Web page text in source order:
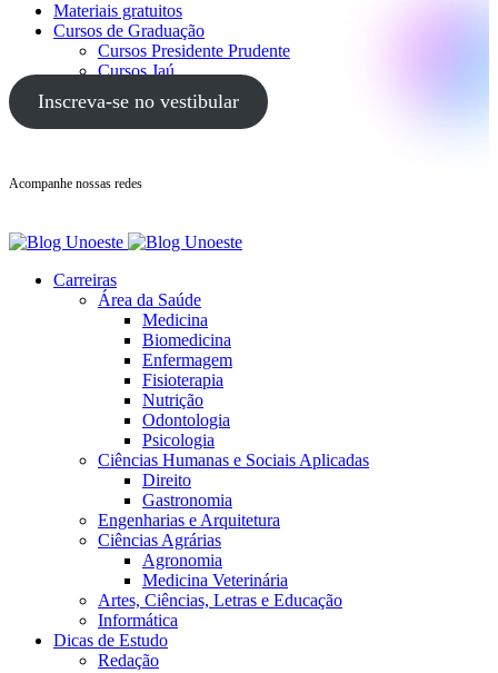
Materiais gratuitos
Cursos de Graduação
Cursos Presidente Prudente
Cursos Jaú
Cursos Guarujá
Inscreva-se no vestibular
Acompanhe nossas redes
Carreiras
Área da Saúde
Medicina
Biomedicina
Enfermagem
Fisioterapia
Nutrição
Odontologia
Psicologia
Ciências Humanas e Sociais Aplicadas
Direito
Gastronomia
Engenharias e Arquitetura
Ciências Agrárias
Agronomia
Medicina Veterinária
Artes, Ciências, Letras e Educação
Informática
Dicas de Estudo
Redação